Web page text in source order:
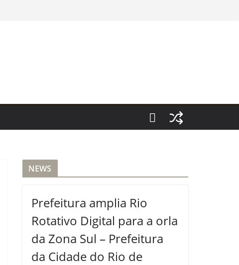
NEWS
Prefeitura amplia Rio
Rotativo Digital para a orla
da Zona Sul – Prefeitura
da Cidade do Rio de